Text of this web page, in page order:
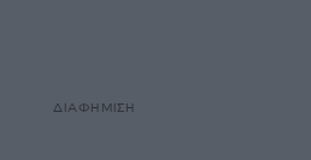
ΔΙΑΦΗΜΙΣΗ